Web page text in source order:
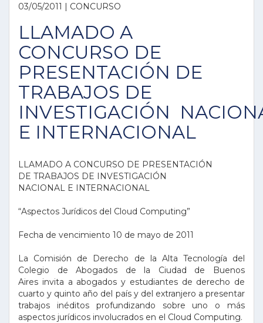
03/05/2011 | CONCURSO
LLAMADO A
CONCURSO DE
PRESENTACIÓN DE
TRABAJOS DE
INVESTIGACIÓN
E INTERNACIONAL
LLAMADO A CONCURSO DE PRESENTACIÓN
DE TRABAJOS DE INVESTIGACIÓN
NACIONAL E INTERNACIONAL
“Aspectos Jurídicos del Cloud Computing”
Fecha de vencimiento 10 de mayo de 2011
La Comisión de Derecho de la Alta Tecnología del
Colegio de Abogados de la Ciudad de Buenos
Aires invita a abogados y estudiantes de derecho de
cuarto y quinto año del país y del extranjero a presentar
trabajos inéditos profundizando sobre uno o más
aspectos jurídicos involucrados en el Cloud Computing.